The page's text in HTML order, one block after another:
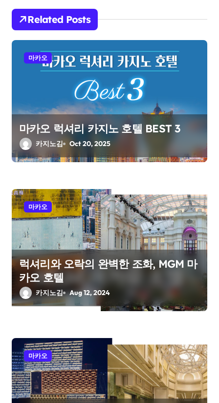
i
g
i
o
n
Related Posts
마카오
마카오 럭셔리 카지노 호텔 BEST 3
카지노김 Oct 20, 2025
마카오
럭셔리와 오락의 완벽한 조화, MGM 마
카오 호텔
카지노김 Aug 12, 2024
마카오